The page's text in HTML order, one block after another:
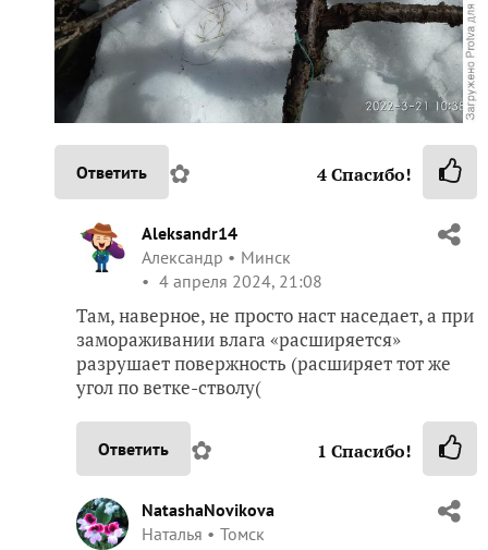
Ответить ✿ 4Спасибо!
Aleksandr14
Александр
Минск
4 апреля 2024, 21:08
Там, наверное, не просто наст наседает, а при
замораживании влага «расширяется»
разрушает повержность (расширяет тот же
угол по ветке-стволу(
Ответить ✿ 1 Спасибо!
NatashaNovikova
Наталья
Томск